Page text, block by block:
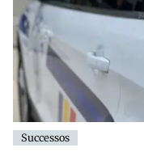
Successos